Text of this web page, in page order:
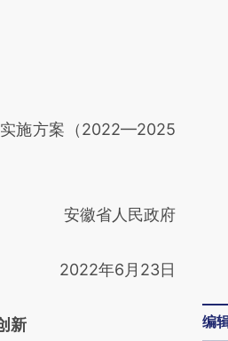
施方案（2022—2025
安徽省人民政府
2022年6月23日
新 编